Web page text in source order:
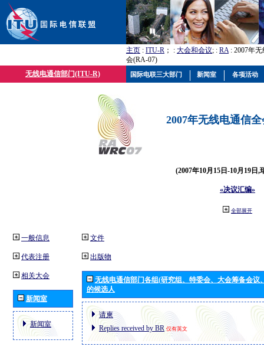
主页 : ITU-R ； : 大会和会议; : RA: 2007年
会(RA-07)
无线电通信部门(ITU-R)
2007年无线电通信
(2007年10月15日-10月19日,
«决议汇编»
全部展开
一般信息
代表注册
相关大会
新闻室
新闻室
文件
出版物
无线电通信部门各组(研究组、特委会、大会筹备会议
的候选人
请柬
Replies received by BR 仅有英文
国际电联三大部门 新闻室 各项活动